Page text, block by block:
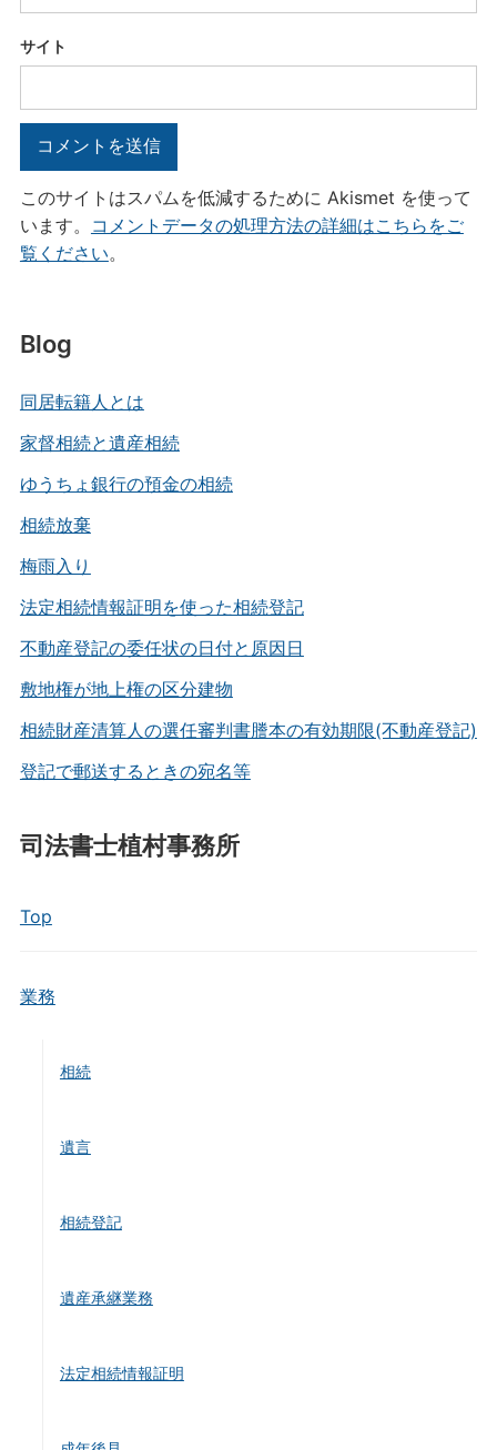
Blog
同居転籍人とは
家督相続と遺産相続
ゆうちょ銀行の預金の相続
相続放棄
梅雨入り
法定相続情報証明を使った相続登記
不動産登記の委任状の日付と原因日
敷地権が地上権の区分建物
相続財産清算人の選任審判書謄本の有効期限(不動産登記)
登記で郵送するときの宛名等
司法書士植村事務所
Top
業務
相続
遺言
相続登記
遺産承継業務
法定相続情報証明
サイト
このサイトはスパムを低減するために Akismet を使って
います。
コメントデータの処理方法の詳細はこちらをご
覧ください。